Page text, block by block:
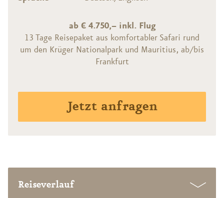
Reiseverlauf
ab € 4.750,– inkl. Flug
13 Tage Reisepaket aus komfortabler Safari rund
um den Krüger Nationalpark und Mauritius, ab/bis
Frankfurt
Jetzt anfragen